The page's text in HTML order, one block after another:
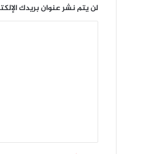
لن يتم نشر عنوان بريدك